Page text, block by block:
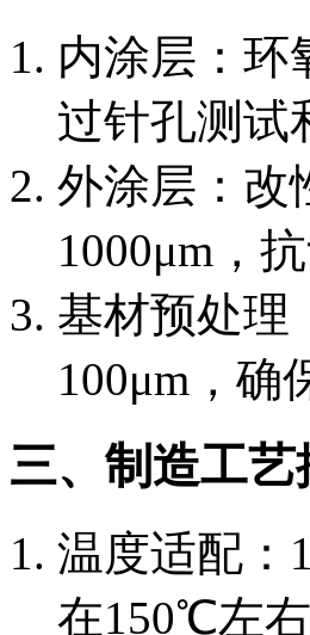
内涂层：环
过针孔测试
外涂层：改
1000μm，
基材预处理
100μm，确
三、制造工艺
温度适配：
在150℃左